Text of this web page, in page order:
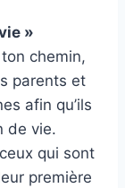
»
chemin,
parents et
afin qu’ils
de vie.
qui sont
première